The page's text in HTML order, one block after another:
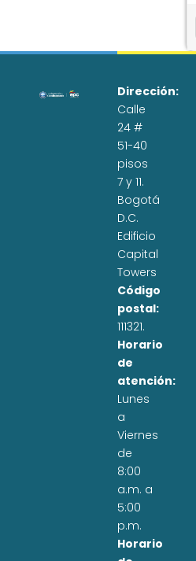
Dirección:
Calle
24 #
51-40
pisos
7 y 11.
Bogotá
D.C.
Edificio
Capital
Towers
Código
postal:
111321.
Horario
de
atención:
Lunes
a
Viernes
de
8:00
a.m. a
5:00
p.m.
Horario